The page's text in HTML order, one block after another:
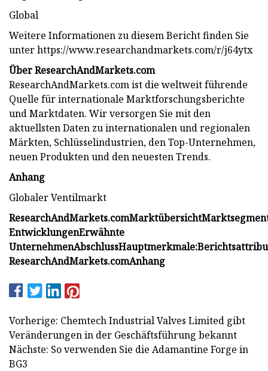
Global
Weitere Informationen zu diesem Bericht finden Sie
unter https://www.researchandmarkets.com/r/j64ytx
Über ResearchAndMarkets.com
ResearchAndMarkets.com ist die weltweit führende
Quelle für internationale Marktforschungsberichte
und Marktdaten. Wir versorgen Sie mit den
aktuellsten Daten zu internationalen und regionalen
Märkten, Schlüsselindustrien, den Top-Unternehmen,
neuen Produkten und den neuesten Trends.
Anhang
Globaler Ventilmarkt
ResearchAndMarkets.comMarktübersicht
EntwicklungenErwähnte
UnternehmenAbschlussHauptmerkmale:
ResearchAndMarkets.comAnhang
Vorherige: Chemtech Industrial Valves Limited gibt
Veränderungen in der Geschäftsführung bekannt
Nächste: So verwenden Sie die Adamantine Forge in
BG3